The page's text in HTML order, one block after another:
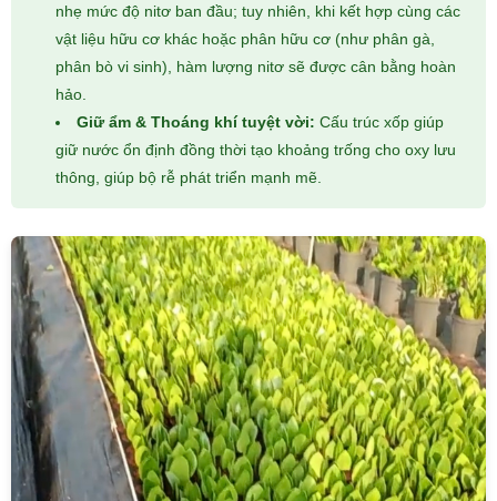
nhẹ mức độ nitơ ban đầu; tuy nhiên, khi kết hợp cùng các
vật liệu hữu cơ khác hoặc phân hữu cơ (như phân gà,
phân bò vi sinh), hàm lượng nitơ sẽ được cân bằng hoàn
hảo.
Giữ ẩm & Thoáng khí tuyệt vời: Cấu trúc xốp giúp
giữ nước ổn định đồng thời tạo khoảng trống cho oxy lưu
thông, giúp bộ rễ phát triển mạnh mẽ.